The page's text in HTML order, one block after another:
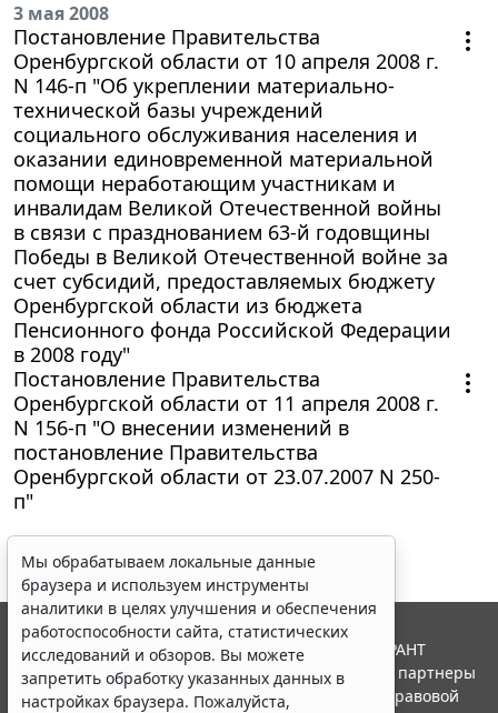
3 мая 2008
Постановление Правительства
Оренбургской области от 10 апреля 2008 г.
N 146-п "Об укреплении материально-
технической базы учреждений
социального обслуживания населения и
оказании единовременной материальной
помощи неработающим участникам и
инвалидам Великой Отечественной войны
в связи с празднованием 63-й годовщины
Победы в Великой Отечественной войне за
счет субсидий, предоставляемых бюджету
Оренбургской области из бюджета
Пенсионного фонда Российской Федерации
в 2008 году"
Постановление Правительства
Оренбургской области от 11 апреля 2008 г.
N 156-п "О внесении изменений в
постановление Правительства
Оренбургской области от 23.07.2007 N 250-
п"
Мы обрабатываем локальные данные
браузера и используем инструменты
аналитики в целях улучшения и обеспечения
работоспособности сайта, статистических
исследований и обзоров. Вы можете
запретить обработку указанных данных в
настройках браузера. Пожалуйста,
© ООО "НПП "ГАРАНТ-СЕРВИС", 2026. Система ГАРАНТ
выпускается с 1990 года. Компания "Гарант" и ее партнеры
являются участниками Российской ассоциации правовой